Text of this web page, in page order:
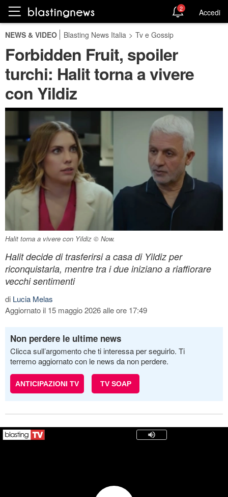
2 Accedi
NEWS & VIDEO Blasting News Italia > Tv e Gossip
Forbidden Fruit, spoiler
turchi: Halit torna a vivere
con Yildiz
Halit torna a vivere con Yildiz © Now.
Halit decide di trasferirsi a casa di Yildiz per
riconquistarla, mentre tra i due iniziano a riaffiorare
vecchi sentimenti
di Lucia Melas
Aggiornato il 15 maggio 2026 alle ore 17:49
Non perdere le ultime news
Clicca sull’argomento che ti interessa per seguirlo. Ti
terremo aggiornato con le news da non perdere.
ANTICIPAZIONI TV TV SOAP